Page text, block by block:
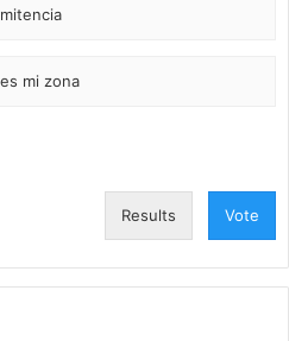
mi zona
Results Vote